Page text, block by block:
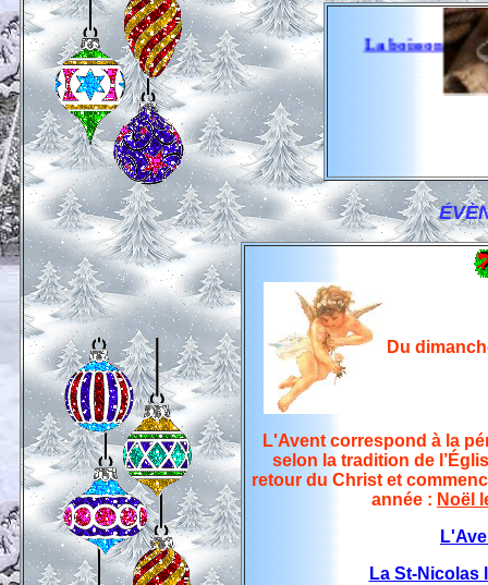
Du
L'Avent correspond à la
selon la tradition de
retour du Christ et
année : Noël
La St-Nicolas